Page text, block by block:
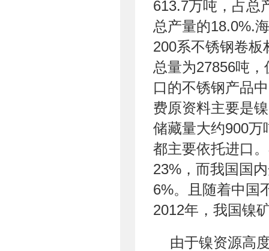
613.7万吨，占总
总产量的18.0%.
200系不锈钢卷
总量为27856吨
口的不锈钢产品
费原资料主要是
储藏量大约900万
都主要依托进口
23%，而我国国
6%。且随着中国
2012年，我国镍
由于镍资源高